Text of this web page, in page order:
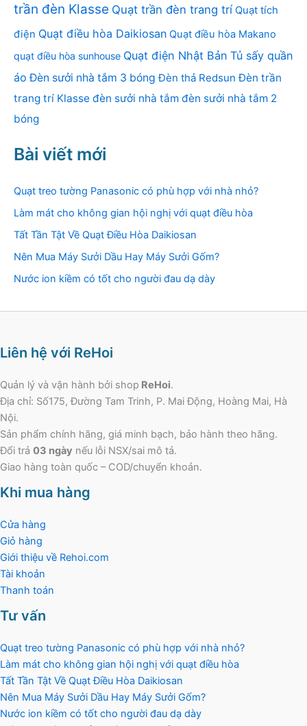
trần đèn Klasse Quạt trần đèn trang trí Quạt tích
điện Quạt điều hòa Daikiosan Quạt điều hòa Makano
quạt điều hòa sunhouse Quạt điện Nhật Bản Tủ sấy quần
áo Đèn sưởi nhà tắm 3 bóng Đèn thả Redsun Đèn trần
trang trí Klasse đèn sưởi nhà tắm đèn sưởi nhà tắm 2
bóng
Bài viết mới
Quạt treo tường Panasonic có phù hợp với nhà nhỏ?
Làm mát cho không gian hội nghị với quạt điều hòa
Tất Tần Tật Về Quạt Điều Hòa Daikiosan
Nên Mua Máy Sưởi Dầu Hay Máy Sưởi Gốm?
Nước ion kiềm có tốt cho người đau dạ dày
Liên hệ với ReHoi
Quản lý và vận hành bởi shop ReHoi.
Địa chỉ: Số175, Đường Tam Trinh, P. Mai Động, Hoàng Mai, Hà
Nội.
Sản phẩm chính hãng, giá minh bạch, bảo hành theo hãng.
Đổi trả 03 ngày nếu lỗi NSX/sai mô tả.
Giao hàng toàn quốc – COD/chuyển khoản.
Khi mua hàng
Cửa hàng
Giỏ hàng
Giới thiệu về Rehoi.com
Tài khoản
Thanh toán
Tư vấn
Quạt treo tường Panasonic có phù hợp với nhà nhỏ?
Làm mát cho không gian hội nghị với quạt điều hòa
Tất Tần Tật Về Quạt Điều Hòa Daikiosan
Nên Mua Máy Sưởi Dầu Hay Máy Sưởi Gốm?
Nước ion kiềm có tốt cho người đau dạ dày